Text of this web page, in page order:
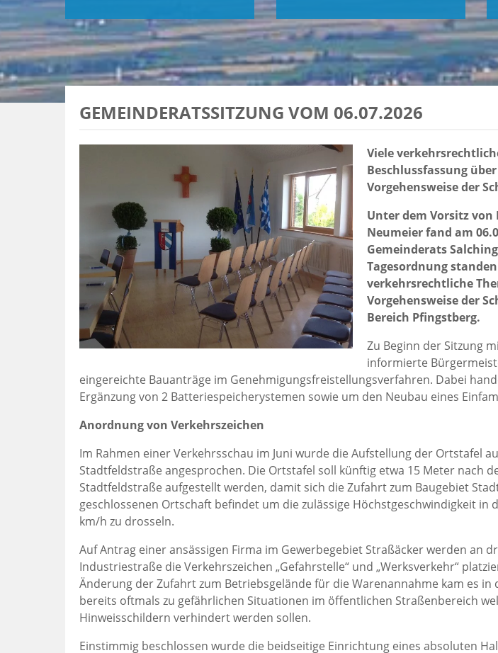
GEMEINDERATSSITZUNG VOM 06.07.2026
Viele
Beschlussfassung
Vorgehensweise der
Unter dem Vorsitz
Neumeier fand am
Gemeinderats
Tagesordnung
verkehrsrechtliche
Vorgehensweise der
Bereich Pfingstberg.
Zu Beginn der Sitzung
informierte
eingereichte Bauanträge im Genehmigungsfreistellungsverfahren. Dabei
Ergänzung von 2 Batteriespeicherystemen sowie um den Neubau eines
Anordnung von Verkehrszeichen
Im Rahmen einer Verkehrsschau im Juni wurde die Aufstellung der Ortstafel
Stadtfeldstraße angesprochen. Die Ortstafel soll künftig etwa 15 Meter nach
Stadtfeldstraße aufgestellt werden, damit sich die Zufahrt zum Baugebiet
geschlossenen Ortschaft befindet um die zulässige Höchstgeschwindigkeit in
km/h zu drosseln.
Auf Antrag einer ansässigen Firma im Gewerbegebiet Straßäcker werden an
Industriestraße die Verkehrszeichen „Gefahrstelle“ und „Werksverkehr“
Änderung der Zufahrt zum Betriebsgelände für die Warenannahme kam es in
bereits oftmals zu gefährlichen Situationen im öffentlichen Straßenbereich
Hinweisschildern verhindert werden sollen.
Einstimmig beschlossen wurde die beidseitige Einrichtung eines absoluten